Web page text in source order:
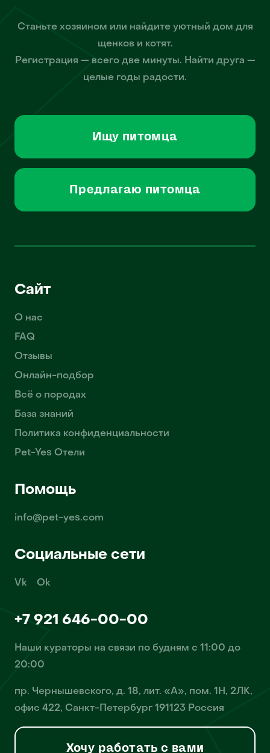
Станьте хозяином или найдите уютный дом для
щенков и котят.
Регистрация — всего две минуты. Найти друга —
целые годы радости.
Ищу питомца
Предлагаю питомца
Сайт
О нас
FAQ
Отзывы
Онлайн-подбор
Всё о породах
База знаний
Политика конфиденциальности
Pet-Yes Отели
Помощь
info@pet-yes.com
Социальные сети
Vk Ok
+7 921 646-00-00
Наши кураторы на связи по будням с 11:00 до
20:00
пр. Чернышевского, д. 18, лит. «А», пом. 1Н, 2ЛК,
офис 422, Санкт-Петербург 191123 Россия
Хочу работать с вами